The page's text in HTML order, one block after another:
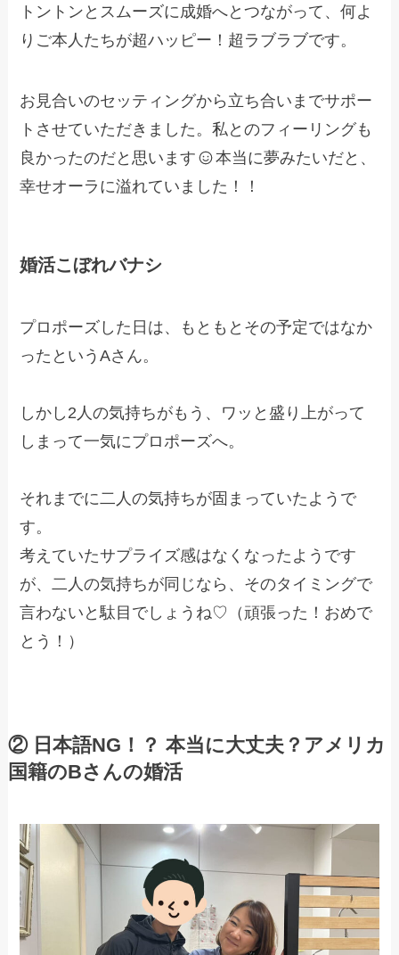
トントンとスムーズに成婚へとつながって、何よ
りご本人たちが超ハッピー！超ラブラブです。
お見合いのセッティングから立ち合いまでサポー
トさせていただきました。私とのフィーリングも
良かったのだと思います
本当に夢みたいだと、
幸せオーラに溢れていました！！
婚活こぼれバナシ
プロポーズした日は、もともとその予定ではなか
ったというAさん。
しかし2人の気持ちがもう、ワッと盛り上がって
しまって一気にプロポーズへ。
それまでに二人の気持ちが固まっていたようで
す。
考えていたサプライズ感はなくなったようです
が、二人の気持ちが同じなら、そのタイミングで
言わないと駄目でしょうね♡（頑張った！おめで
とう！）
② 日本語NG！？ 本当に大丈夫？アメリカ
国籍のBさんの婚活